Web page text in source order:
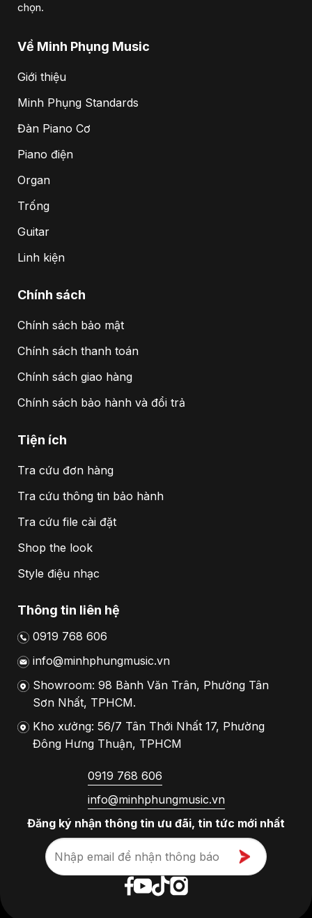
chọn.
Về Minh Phụng Music
Giới thiệu
Minh Phụng Standards
Đàn Piano Cơ
Piano điện
Organ
Trống
Guitar
Linh kiện
Chính sách
Chính sách bảo mật
Chính sách thanh toán
Chính sách giao hàng
Chính sách bảo hành và đổi trả
Tiện ích
Tra cứu đơn hàng
Tra cứu thông tin bảo hành
Tra cứu file cài đặt
Shop the look
Style điệu nhạc
Thông tin liên hệ
0919 768 606
info@minhphungmusic.vn
Showroom: 98 Bành Văn Trân, Phường Tân
Sơn Nhất, TPHCM.
Kho xưởng: 56/7 Tân Thới Nhất 17, Phường
Đông Hưng Thuận, TPHCM
0919 768 606
info@minhphungmusic.vn
Đăng ký nhận thông tin ưu đãi, tin tức mới nhất